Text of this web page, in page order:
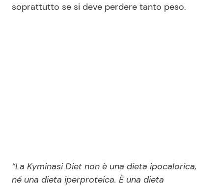
soprattutto se si deve perdere tanto peso.
“La Kyminasi Diet non è una dieta ipocalorica,
né una dieta iperproteica. È una dieta